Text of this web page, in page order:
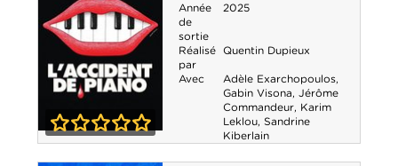
L'Accident de
Année
de
sortie
2025
Réalisé
par
Quentin Dupieux
Avec Adèle Exarchopoulos,
Gabin Visona, Jérôme
Commandeur, Karim
Leklou, Sandrine
Kiberlain